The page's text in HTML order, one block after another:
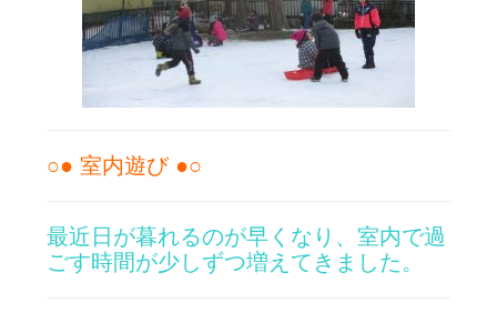
○● 室内遊び ●○
最近日が暮れるのが早くなり、室内で過
ごす時間が少しずつ増えてきました。